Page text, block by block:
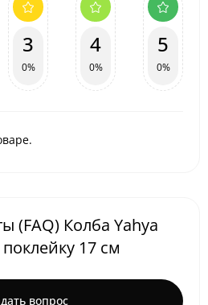
3
0%
4
0%
5
0%
(FAQ) Колба Yahya
17 см
вопрос